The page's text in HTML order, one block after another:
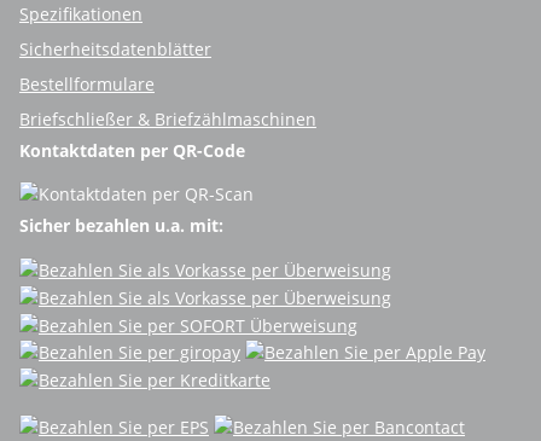
Spezifikationen
Sicherheitsdatenblätter
Bestellformulare
Briefschließer & Briefzählmaschinen
Kontaktdaten per QR-Code
Sicher bezahlen u.a. mit: